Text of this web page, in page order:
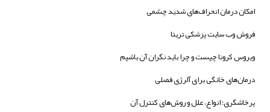
امکان درمان انحراف‌های شدید چشمی
فروش وب سایت پزشکی تریتا
ویروس کرونا چیست و چرا باید نگران آن باشیم
درمان‌های خانگی برای آلرژی فصلی
پرخاشگری؛ انواع، علل و روش‌های کنترل آن